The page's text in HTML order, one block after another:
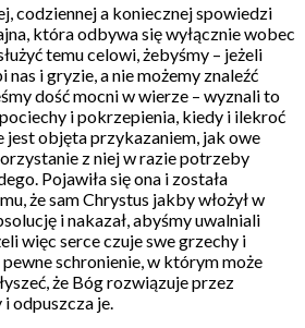
codziennej a koniecznej spowiedzi
która odbywa się wyłącznie wobec
temu celowi, żebyśmy – jeżeli
i gryzie, a nie możemy znaleźć
dość mocni w wierze – wyznali to
i pokrzepienia, kiedy i ilekroć
jest objęta przykazaniem, jak owe
z niej w razie potrzeby
Pojawiła się ona i została
że sam Chrystus jakby włożył w
i nakazał, abyśmy uwalniali
więc serce czuje swe grzechy i
schronienie, w którym może
że Bóg rozwiązuje przez
odpuszcza je.